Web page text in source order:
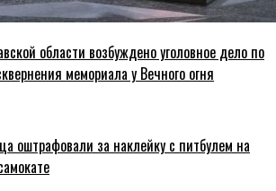
области возбуждено уголовное дело по
мемориала у Вечного огня
оштрафовали за наклейку с питбулем на